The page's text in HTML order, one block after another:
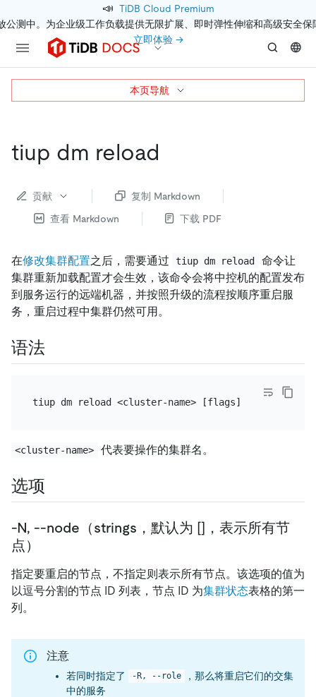
📣 TiDB Cloud Premium
公测中。为企业级工作负载提供无限扩展、即时弹性伸缩和高级安全保
立即体验 →
tiup dm reload
贡献
复制 Markdown
查看 Markdown
下载 PDF
在修改集群配置之后，需要通过 tiup dm reload
命令让
集群重新加载配置才会生效，该命令会将中控机的配置发布
到服务运行的远端机器，并按照升级的流程按顺序重启服
务，重启过程中集群仍然可用。
语法
<cluster-name> 代表要操作的集群名。
选项
-N, --node（strings，默认为 []，表示所有节
点）
指定要重启的节点，不指定则表示所有节点。该选项的值为
以逗号分割的节点 ID 列表，节点 ID 为集群状态表格的第一
列。
注意
若同时指定了 -R, --role
，那么将重启它们的交集
中的服务
本页导航